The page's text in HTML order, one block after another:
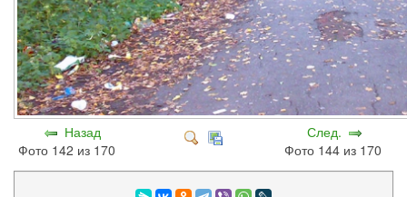
Назад
Фото 142 из 170
След.
Фото 144 из 170